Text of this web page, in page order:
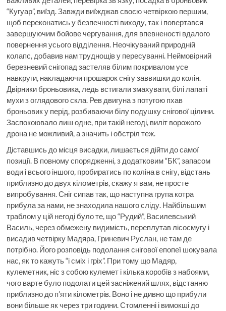
“Кугуар”, виїзд. Завжди виїжджав своєю четвіркою першим,
щоб переконатись у безпечності виходу, так і повертався
завершуючим бойове чергування, для впевненості вдалого
повернення усього відділення. Неочікуваний природній
колапс, добавив нам труднощів у пересуванні. Неймовірний
березневий снігопад застеляв білим покривалом усе
навкруги, накладаючи прошарок снігу заввишки до колін.
Двірники броньовика, ледь встигали змахувати, білі лапаті
мухи з оглядового скла. Рев двигуна з потугою пхав
броньовик у перід, розбиваючи білу подушку снігової цілини.
Заспокоювало лиш одне, при такій негоді, виліт ворожого
дрона не можливий, а значить і обстріл теж.
Діставшись до місця висадки, лишається дійти до самої
позиції. В повному спорядженні, з додатковим “БК”, запасом
води і всього іншого, пробиратись по коліна в снігу, відстань
приблизно до двух кілометрів, скажу я вам, не просте
випробування. Сніг сипав так, що наступна група котра
прибула за нами, не знаходила нашого сліду. Найбільшим
траблом у цій негоді було те, що “Рудий”, Василевський
Василь, через обмежену видимість, переплутав лісосмугу і
висадив четвірку Мадяра, Гриневич Руслан, не там де
потрібно. Його розповідь подолання снігової епопеї шокувала
нас, як то кажуть “і сміх і гріх”. При тому що Мадяр,
кулеметник, ніс з собою кулемет і кілька коробів з набоями,
чого варте було подолати цей засніжений шлях, відстанню
приблизно до п’яти кілометрів. Воно і не дивно що прибули
вони більше як через три години. Стомленні і вимокші до